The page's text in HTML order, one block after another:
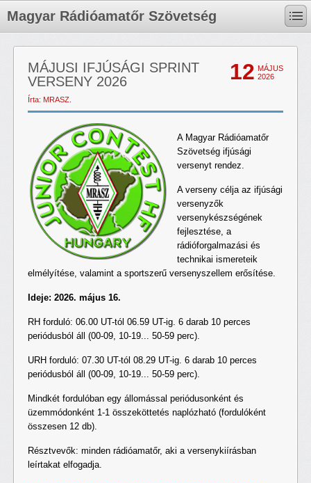
Magyar Rádióamatőr Szövetség
12 MÁJUS
2026
MÁJUSI IFJÚSÁGI SPRINT
VERSENY 2026
Írta: MRASZ.
A Magyar Rádióamatőr
Szövetség ifjúsági
versenyt rendez.
A verseny célja az ifjúsági
versenyzők
versenykészségének
fejlesztése, a
rádióforgalmazási és
technikai ismereteik
elmélyítése, valamint a sportszerű versenyszellem erősítése.
Ideje: 2026. május 16.
RH forduló: 06.00 UT-tól 06.59 UT-ig. 6 darab 10 perces
periódusból áll (00-09, 10-19... 50-59 perc).
URH forduló: 07.30 UT-tól 08.29 UT-ig. 6 darab 10 perces
periódusból áll (00-09, 10-19... 50-59 perc).
Mindkét fordulóban egy állomással periódusonként és
üzemmódonként 1-1 összeköttetés naplózható (fordulóként
összesen 12 db).
Résztvevők: minden rádióamatőr, aki a versenykiírásban
leírtakat elfogadja.